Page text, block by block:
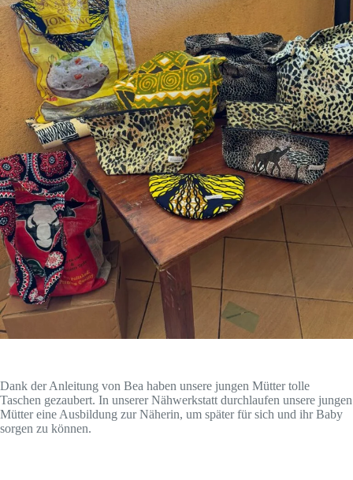
Dank der Anleitung von Bea haben unsere jungen Mütter tolle
Taschen gezaubert. In unserer Nähwerkstatt durchlaufen unsere jungen
Mütter eine Ausbildung zur Näherin, um später für sich und ihr Baby
sorgen zu können.